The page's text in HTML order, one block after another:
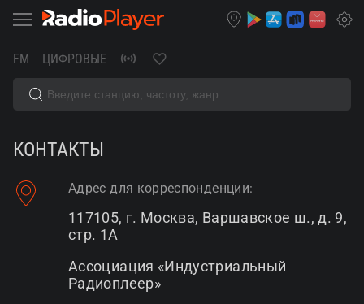
FM ЦИФРОВЫЕ
Контакты
КОНТАКТЫ
Адрес для корреспонденции:
117105, г. Москва, Варшавское ш., д. 9,
стр. 1А
Ассоциация «Индустриальный
Радиоплеер»